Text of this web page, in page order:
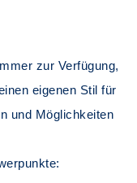
zur Verfügung,
eigenen Stil für
und Möglichkeiten